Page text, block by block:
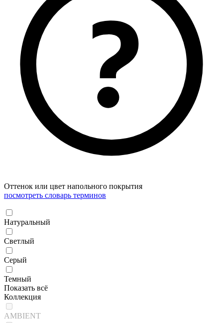
Оттенок или цвет напольного покрытия
посмотреть словарь терминов
Натуральный
Светлый
Серый
Темный
Показать всё
Коллекция
AMBIENT